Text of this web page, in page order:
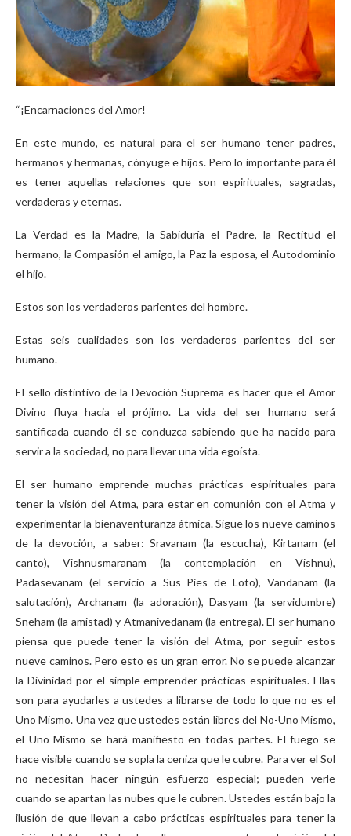
“¡Encarnaciones del Amor!
En este mundo, es natural para el ser humano tener padres,
hermanos y hermanas, cónyuge e hijos. Pero lo importante para él
es tener aquellas relaciones que son espirituales, sagradas,
verdaderas y eternas.
La Verdad es la Madre, la Sabiduría el Padre, la Rectitud el
hermano, la Compasión el amigo, la Paz la esposa, el Autodominio
el hijo.
Estos son los verdaderos parientes del hombre.
Estas seis cualidades son los verdaderos parientes del ser
humano.
El sello distintivo de la Devoción Suprema es hacer que el Amor
Divino fluya hacia el prójimo. La vida del ser humano será
santificada cuando él se conduzca sabiendo que ha nacido para
servir a la sociedad, no para llevar una vida egoísta.
El ser humano emprende muchas prácticas espirituales para
tener la visión del Atma, para estar en comunión con el Atma y
experimentar la bienaventuranza átmica. Sigue los nueve caminos
de la devoción, a saber: Sravanam (la escucha), Kirtanam (el
canto), Vishnusmaranam (la contemplación en Vishnu),
Padasevanam (el servicio a Sus Pies de Loto), Vandanam (la
salutación), Archanam (la adoración), Dasyam (la servidumbre)
Sneham (la amistad) y Atmanivedanam (la entrega). El ser humano
piensa que puede tener la visión del Atma, por seguir estos
nueve caminos. Pero esto es un gran error. No se puede alcanzar
la Divinidad por el simple emprender prácticas espirituales. Ellas
son para ayudarles a ustedes a librarse de todo lo que no es el
Uno Mismo. Una vez que ustedes están libres del No-Uno Mismo,
el Uno Mismo se hará manifiesto en todas partes. El fuego se
hace visible cuando se sopla la ceniza que le cubre. Para ver el Sol
no necesitan hacer ningún esfuerzo especial; pueden verle
cuando se apartan las nubes que le cubren. Ustedes están bajo la
ilusión de que llevan a cabo prácticas espirituales para tener la